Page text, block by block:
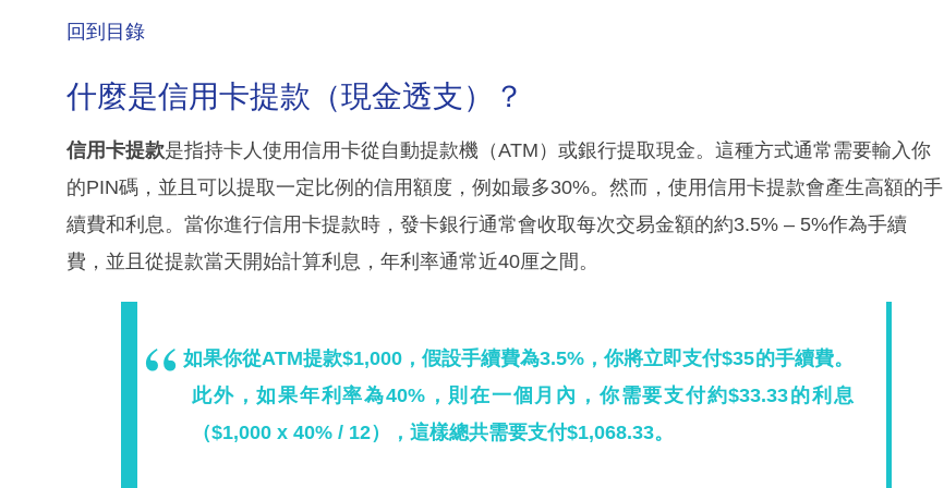
回到目錄
什麼是信用卡提款（現金透支）？
信用卡提款是指持卡人使用信用卡從自動提款機（ATM）或銀行提取現金。這種方式通常需要輸入你
的PIN碼，並且可以提取一定比例的信用額度，例如最多30%。然而，使用信用卡提款會產生高額的手
續費和利息。當你進行信用卡提款時，發卡銀行通常會收取每次交易金額的約3.5% – 5%作為手續
費，並且從提款當天開始計算利息，年利率通常近40厘之間。
如果你從ATM提款$1,000，假設手續費為3.5%，你將立即支付$35的手續費。
此外，如果年利率為40%，則在一個月內，你需要支付約$33.33的利息
（$1,000 x 40% / 12），這樣總共需要支付$1,068.33。